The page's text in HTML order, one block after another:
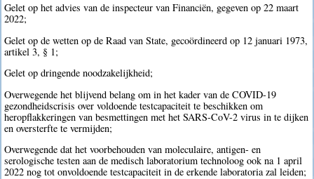
Gelet op het advies van de inspecteur van Financiën, gegeven op 22 maart
2022;
Gelet op de wetten op de Raad van State, gecoördineerd op 12 januari 1973,
artikel 3, § 1;
Gelet op dringende noodzakelijkheid;
Overwegende het blijvend belang om in het kader van de COVID-19
gezondheidscrisis over voldoende testcapaciteit te beschikken om
heropflakkeringen van besmettingen met het SARS-CoV-2 virus in te dijken
en oversterfte te vermijden;
Overwegende dat het voorbehouden van moleculaire, antigen- en
serologische testen aan de medisch laboratorium technoloog ook na 1 april
2022 nog tot onvoldoende testcapaciteit in de erkende laboratoria zal leiden;